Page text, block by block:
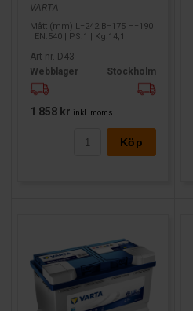
VARTA
Mått (mm) L=242 B=175 H=190
| EN:540 | PS:1 | Kg:14,1
Art nr. D43
Webblager
Stockholm
1 858 kr inkl. moms
Köp